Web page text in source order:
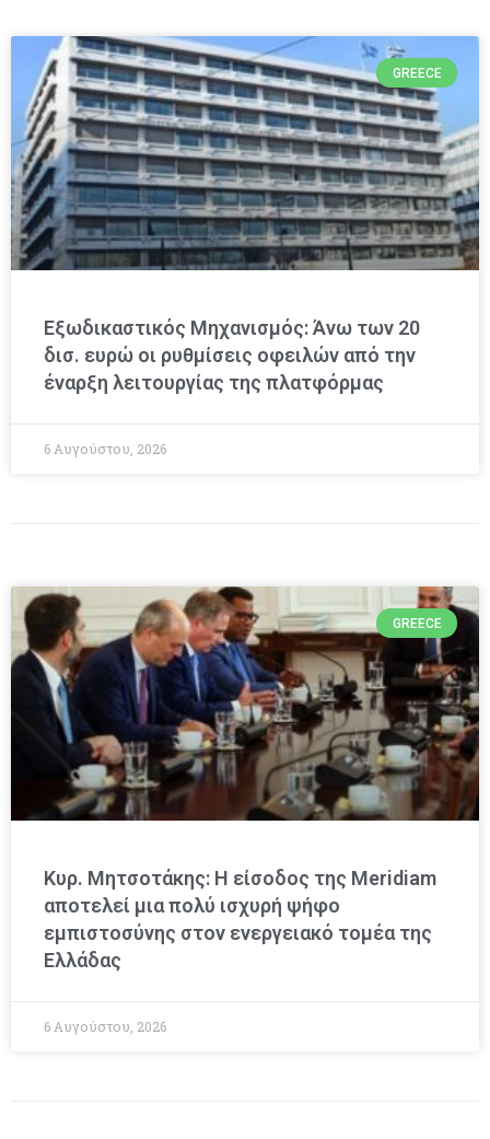
GREECE
Εξωδικαστικός Μηχανισμός: Άνω των 20
δισ. ευρώ οι ρυθμίσεις οφειλών από την
έναρξη λειτουργίας της πλατφόρμας
6 Αυγούστου, 2026
GREECE
Κυρ. Μητσοτάκης: Η είσοδος της Meridiam
αποτελεί μια πολύ ισχυρή ψήφο
εμπιστοσύνης στον ενεργειακό τομέα της
Ελλάδας
6 Αυγούστου, 2026